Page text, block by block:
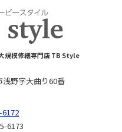
規模修繕専門店 TB Style
浅野字大曲り60番
6173